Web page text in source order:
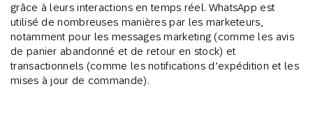
grâce à leurs interactions en temps réel. WhatsApp est
utilisé de nombreuses manières par les marketeurs,
notamment pour les messages marketing (comme les avis
de panier abandonné et de retour en stock) et
transactionnels (comme les notifications d’expédition et les
mises à jour de commande).